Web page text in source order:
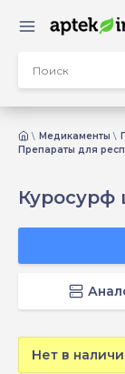
Медикаменты
Препараты для
Куросурф
Нет в